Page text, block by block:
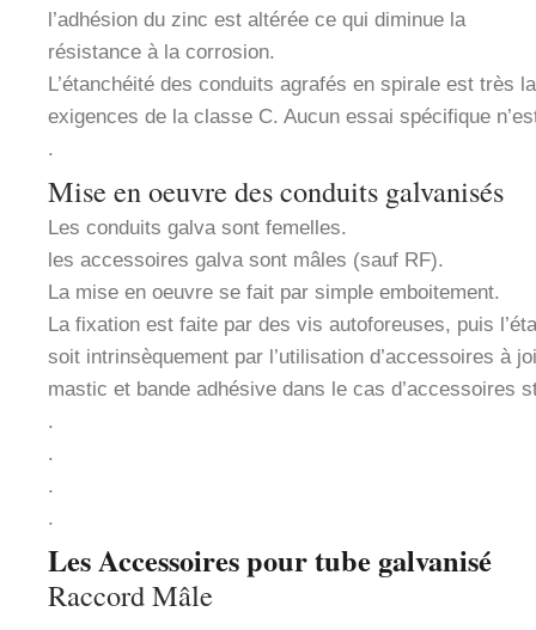
l’adhésion du zinc est altérée ce qui diminue la
résistance à la corrosion.
L’étanchéité des conduits agrafés en spirale est très
exigences de la classe C. Aucun essai spécifique
.
Mise en oeuvre des conduits galvanisés
Les conduits galva sont femelles.
les accessoires galva sont mâles (sauf RF).
La mise en oeuvre se fait par simple emboitement.
La fixation est faite par des vis autoforeuses, puis
soit intrinsèquement par l’utilisation d’accessoires à
mastic et bande adhésive dans le cas d’accessoires
.
.
.
.
Les Accessoires pour tube galvanisé
Raccord Mâle